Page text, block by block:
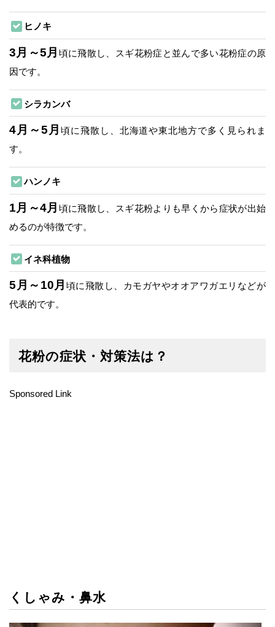
ヒノキ
3月～5月 頃に飛散し、スギ花粉症と並んで多い花粉症の原
因です。
シラカンバ
4月～5月 頃に飛散し、北海道や東北地方で多く見られま
す。
ハンノキ
1月～4月 頃に飛散し、スギ花粉よりも早くから症状が出始
めるのが特徴です。
イネ科植物
5月～10月 頃に飛散し、カモガヤやオオアワガエリなどが
代表的です。
花粉の症状・対策法は？
Sponsored Link
くしゃみ・鼻水